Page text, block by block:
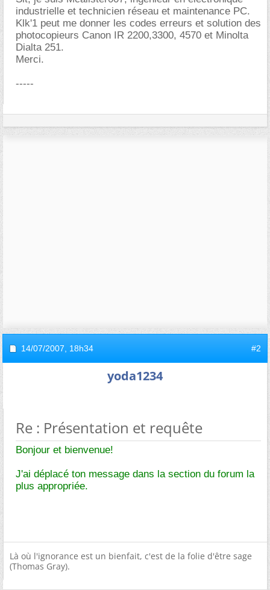
industrielle et technicien réseau et maintenance PC.
Klk'1 peut me donner les codes erreurs et solution des
photocopieurs Canon IR 2200,3300, 4570 et Minolta
Dialta 251.
Merci.
-----
14/07/2007, 18h34 #2
yoda1234
Re : Présentation et requête
Bonjour et bienvenue!
J'ai déplacé ton message dans la section du forum la
plus appropriée.
Là où l'ignorance est un bienfait, c'est de la folie d'être sage
(Thomas Gray).